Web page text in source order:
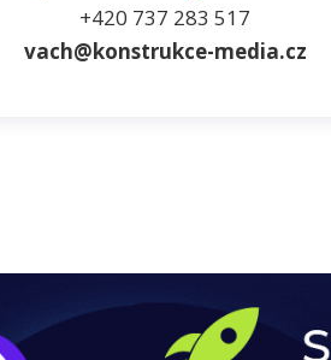
+420 737 283 517
vach@konstrukce-media.cz